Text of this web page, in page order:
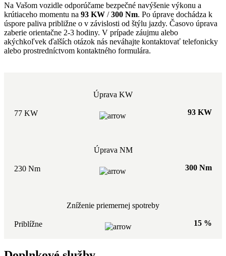
Na Vašom vozidle odporúčame bezpečné navýšenie výkonu a
krútiaceho momentu na 93 KW /300 Nm. Po úprave dochádza k
úspore paliva približne o v závislosti od štýlu jazdy. Časovo úprava
zaberie orientačne 2-3 hodiny. V prípade záujmu alebo
akýchkoľvek ďalších otázok nás neváhajte kontaktovať telefonicky
alebo prostredníctvom kontaktného formulára.
Úprava KW
77 KW 93 KW
Úprava NM
230 Nm 300 Nm
Zníženie priemernej spotreby
Priblížne 15 %